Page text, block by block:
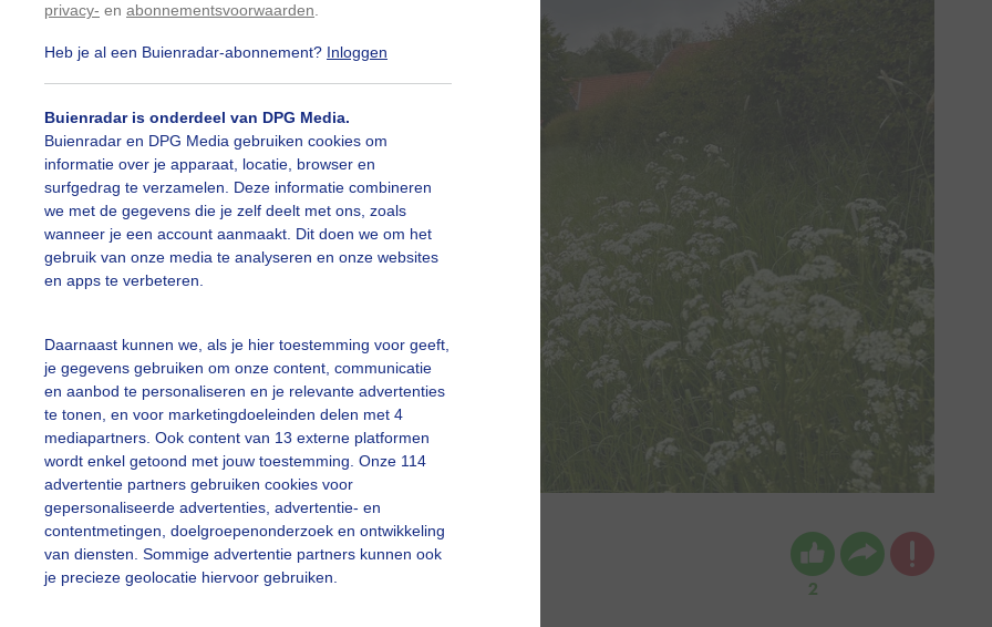
privacy- en abonnementsvoorwaarden
Heb je al een Buienradar-abonnement? Inloggen
Buienradar is onderdeel van DPG Media.
Buienradar en DPG Media gebruiken cookies om
informatie over je apparaat, locatie, browser en
surfgedrag te verzamelen. Deze informatie combineren
we met de gegevens die je zelf deelt met ons, zoals
wanneer je een account aanmaakt. Dit doen we om het
gebruik van onze media te analyseren en onze websites
en apps te verbeteren.
Daarnaast kunnen we, als je hier toestemming voor geeft,
je gegevens gebruiken om onze content, communicatie
en aanbod te personaliseren en je relevante advertenties
te tonen, en voor marketingdoeleinden delen met 4
mediapartners. Ook content van 13 externe platformen
wordt enkel getoond met jouw toestemming. Onze 114
advertentie partners gebruiken cookies voor
gepersonaliseerde advertenties, advertentie- en
contentmetingen, doelgroepenonderzoek en ontwikkeling
van diensten. Sommige advertentie partners kunnen ook
je precieze geolocatie hiervoor gebruiken.
Diana Huntjens Gemaakt: 12-05-2026, 76x bekeken
2
Gebruik je Safari en wil je niet elke dag deze pop-up
Klikhierom dit aan te passen